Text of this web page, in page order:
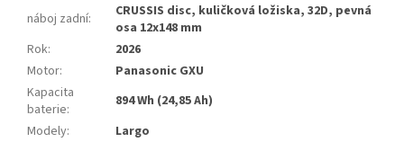
náboj zadní:
CRUSSIS disc, kuličková ložiska, 32D, pevná
osa 12x148 mm
Rok:
2026
Motor:
Panasonic GXU
Kapacita
baterie:
894 Wh (24,85 Ah)
Modely:
Largo